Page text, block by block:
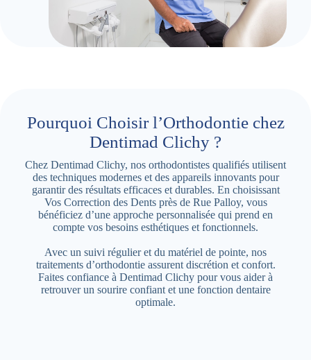
Pourquoi Choisir l’Orthodontie chez
Dentimad Clichy ?
Chez Dentimad Clichy, nos orthodontistes qualifiés utilisent
des techniques modernes et des appareils innovants pour
garantir des résultats efficaces et durables. En choisissant
Vos Correction des Dents près de Rue Palloy, vous
bénéficiez d’une approche personnalisée qui prend en
compte vos besoins esthétiques et fonctionnels.
Avec un suivi régulier et du matériel de pointe, nos
traitements d’orthodontie assurent discrétion et confort.
Faites confiance à Dentimad Clichy pour vous aider à
retrouver un sourire confiant et une fonction dentaire
optimale.